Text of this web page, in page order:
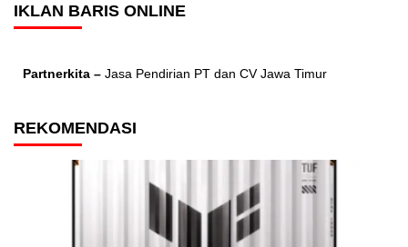
IKLAN BARIS ONLINE
Partnerkita – Jasa Pendirian PT dan CV Jawa Timur
REKOMENDASI